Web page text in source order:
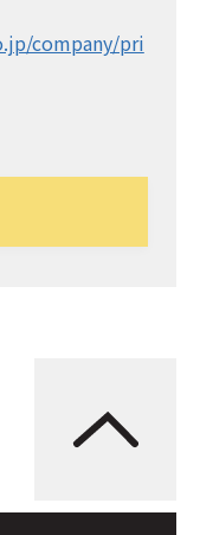
company/pri